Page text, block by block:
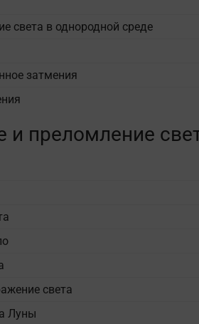
света в однородной среде
затмения
и преломление
света
Луны